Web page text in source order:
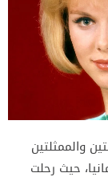
والممثلتين
حيث رحلت